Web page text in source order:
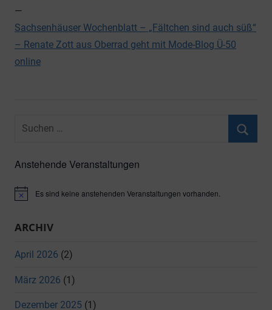
—
Sachsenhäuser Wochenblatt – „Fältchen sind auch süß“
– Renate Zott aus Oberrad geht mit Mode-Blog Ü-50
online
Suchen
Anstehende Veranstaltungen
HinweisEs sind keine anstehenden Veranstaltungen vorhanden.
ARCHIV
April 2026 (2)
März 2026 (1)
Dezember 2025 (1)